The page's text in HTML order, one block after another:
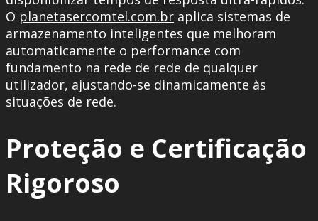
O planetasercomtel.com.br aplica sistemas de
armazenamento inteligentes que melhoram
automaticamente o performance com
fundamento na rede de rede de qualquer
utilizador, ajustando-se dinamicamente às
situações de rede.
Proteção e Certificação
Rigoroso